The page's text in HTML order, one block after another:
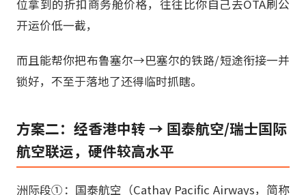
位拿到的折扣商务舱价格，往往比你自己去OTA刷公
开运价低一截，
而且能帮你把布鲁塞尔→巴塞尔的铁路/短途衔接一并
锁好，不至于落地了还得临时抓瞎。
方案二：经香港中转 → 国泰航空/瑞士国际
航空联运，硬件较高水平
洲际段①：国泰航空（Cathay Pacific Airways，简称